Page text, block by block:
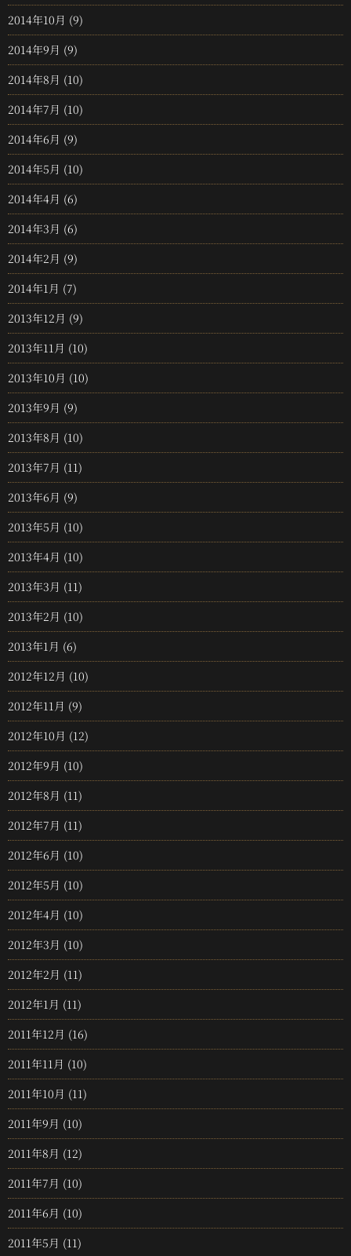
2014年10月 (9)
2014年9月 (9)
2014年8月 (10)
2014年7月 (10)
2014年6月 (9)
2014年5月 (10)
2014年4月 (6)
2014年3月 (6)
2014年2月 (9)
2014年1月 (7)
2013年12月 (9)
2013年11月 (10)
2013年10月 (10)
2013年9月 (9)
2013年8月 (10)
2013年7月 (11)
2013年6月 (9)
2013年5月 (10)
2013年4月 (10)
2013年3月 (11)
2013年2月 (10)
2013年1月 (6)
2012年12月 (10)
2012年11月 (9)
2012年10月 (12)
2012年9月 (10)
2012年8月 (11)
2012年7月 (11)
2012年6月 (10)
2012年5月 (10)
2012年4月 (10)
2012年3月 (10)
2012年2月 (11)
2012年1月 (11)
2011年12月 (16)
2011年11月 (10)
2011年10月 (11)
2011年9月 (10)
2011年8月 (12)
2011年7月 (10)
2011年6月 (10)
2011年5月 (11)